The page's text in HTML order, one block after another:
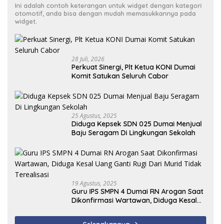
Ini adalah contoh keterangan untuk widget dengan kategori
otomotif, anda bisa dengan mudah memasukkannya pada
widget.
28 Juli, 2026
Perkuat Sinergi, Plt Ketua KONI Dumai
Komit Satukan Seluruh Cabor
25 Agustus, 2025
Diduga Kepsek SDN 025 Dumai Menjual
Baju Seragam Di Lingkungan Sekolah
19 Agustus, 2025
Guru IPS SMPN 4 Dumai RN Arogan Saat
Dikonfirmasi Wartawan, Diduga Kesal
Terealisasi